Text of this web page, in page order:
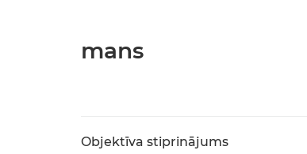
mans
Objektīva stiprinājums